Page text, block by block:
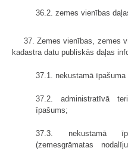
36.2. zemes vienības
37. Zemes vienības, zemes
kadastra datu publiskās daļas
37.1. nekustamā īpašuma
37.2. administratīvā
īpašums;
37.3. nekustamā
(zemesgrāmatas